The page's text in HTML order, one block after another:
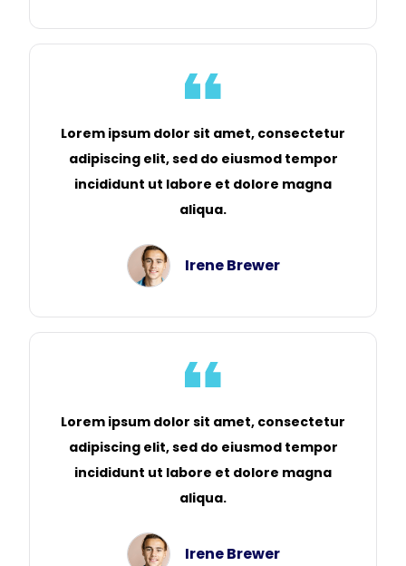
Lorem ipsum dolor sit amet, consectetur
adipiscing elit, sed do eiusmod tempor
incididunt ut labore et dolore magna
aliqua.
Irene Brewer
Lorem ipsum dolor sit amet, consectetur
adipiscing elit, sed do eiusmod tempor
incididunt ut labore et dolore magna
aliqua.
Irene Brewer